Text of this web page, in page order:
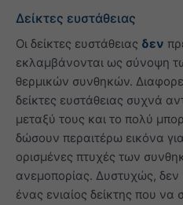
Δείκτες ευστάθειας
Οι δείκτες ευστάθειας δεν
εκλαμβάνονται ως σύνοψη
θερμικών συνθηκών.
δείκτες ευστάθειας συχνά
μεταξύ τους και το πολύ
δώσουν περαιτέρω εικόνα
ορισμένες πτυχές των
ανεμοπορίας. Δυστυχώς, δεν
ένας ενιαίος δείκτης που να